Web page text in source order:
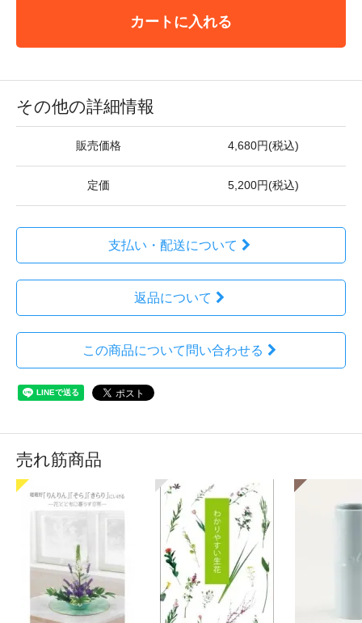
カートに入れる
その他の詳細情報
販売価格 4,680円(税込)
定価 5,200円(税込)
支払い・配送について
返品について
この商品について問い合わせる
売れ筋商品